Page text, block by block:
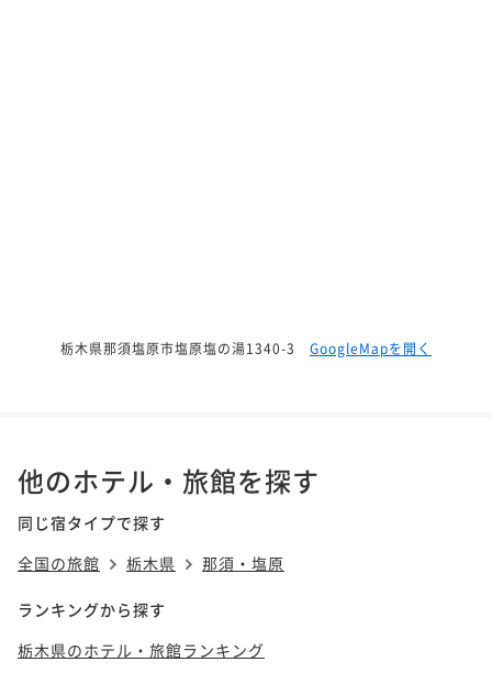
栃木県那須塩原市塩原塩の湯1340-3 GoogleMapを開く
他のホテル・旅館を探す
同じ宿タイプで探す
全国の旅館
栃木県 那須・塩原
ランキングから探す
栃木県のホテル・旅館ランキング